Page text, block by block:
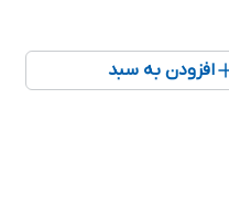
افزودن به سبد